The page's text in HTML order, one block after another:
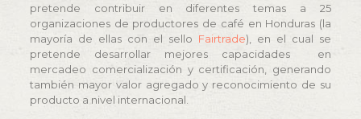
pretende contribuir en diferentes temas a 25
organizaciones de productores de café en Honduras (la
mayoría de ellas con el sello Fairtrade), en el cual se
pretende desarrollar mejores capacidades en
mercadeo comercialización y certificación, generando
también mayor valor agregado y reconocimiento de su
producto a nivel internacional.